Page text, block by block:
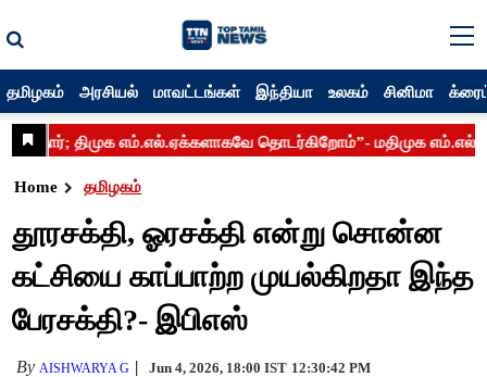
தமிழகம் அரசியல் மாவட்டங்கள் இந்தியா உலகம் சினிமா
Home தமிழகம்
தூரசக்தி, ஓரசக்தி என்று சொன்ன
கட்சியை காப்பாற்ற முயல்கிறதா இந்த
பேரசக்தி?- இபிஎஸ்
By AISHWARYA G Jun 4, 2026, 18:00 IST 12:30:42 PM